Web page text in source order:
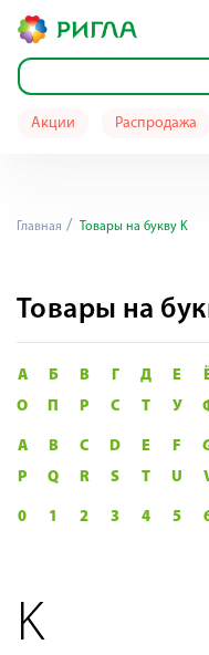
Акции Распродажа
Главная Товары на букву K
Товары на
А Б В Г Д Е
О
П Р С Т У
A B C D E F
P
Q R S T U
0 1 2 3 4 5
K